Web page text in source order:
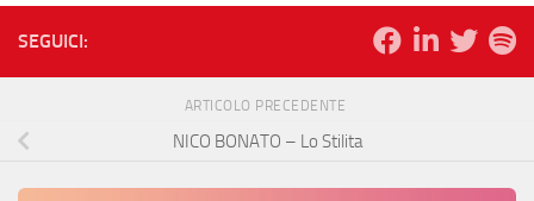
SEGUICI:
ARTICOLO PRECEDENTE
NICO BONATO – Lo Stilita